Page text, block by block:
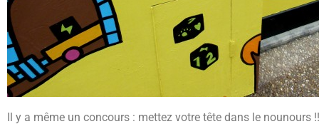
Il y a même un concours : mettez votre tête dans le nounours